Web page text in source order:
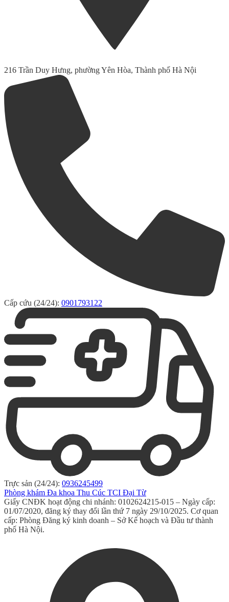
216 Trần Duy Hưng, phường Yên Hòa, Thành phố Hà Nội
Cấp cứu (24/24): 0901793122
Trực sản (24/24): 0936245499
Phòng khám Đa khoa Thu Cúc TCI Đại Từ
Giấy CNĐK hoạt động chi nhánh: 0102624215-015 – Ngày cấp:
01/07/2020, đăng ký thay đổi lần thứ 7 ngày 29/10/2025. Cơ quan
cấp: Phòng Đăng ký kinh doanh – Sở Kế hoạch và Đầu tư thành
phố Hà Nội.